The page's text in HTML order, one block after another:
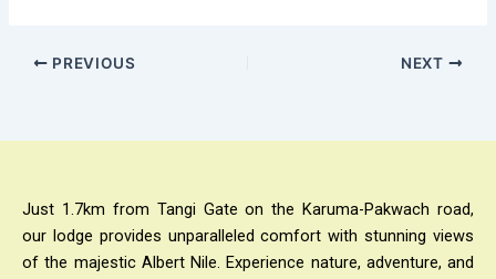
PREVIOUS NEXT
Just 1.7km from Tangi Gate on the Karuma-Pakwach road,
our lodge provides unparalleled comfort with stunning views
of the majestic Albert Nile. Experience nature, adventure, and